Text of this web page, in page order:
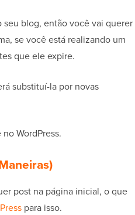
blog, então você vai querer
se você está realizando um
que ele expire.
substituí-la por novas
WordPress.
post na página inicial, o que
para isso.